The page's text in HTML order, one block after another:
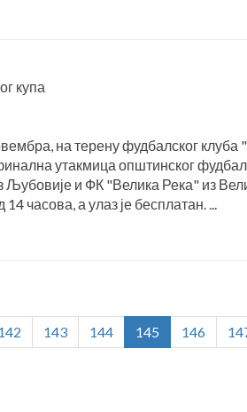
купа
на терену фудбалског
утакмица општинског
и ФК "Велика Река" из
14 часова, а улаз је бесплатан. ...
143 144 145 146